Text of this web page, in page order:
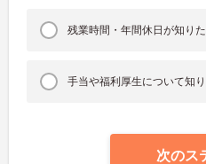
残業時間・年間休日が知り
手当や福利厚生について知
次のス